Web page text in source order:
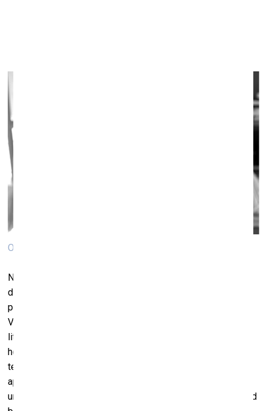
Oļa Vasiļjeva. Kadrs no video “Necessary Illusions”, 2021
No 4. līdz 28. augustam galerijā 427 apskatāma Nīderlandē
dzīvojošās latviešu mākslinieces Oļas Vasiļjevas
personālizstāde “Laika Tips” (“Necessary Illusions”).
Vasiļjeva veido ievelkošas instalācijas, kurās viņa sakausē
literāras, sociālas un kulturālas atsauces, lai radītu
horeografētus inscenējumus. Viņas radošo darbību baro
teatralitāte, Vasiļjevas instalācijas bieži meklē veidus, kā
apgriezt telpisko sajūtu, pārnesot savus darbus uz fikcijas
un skatuves mākslas apvāršņiem. Vasiļjevas darbībā šobrīd